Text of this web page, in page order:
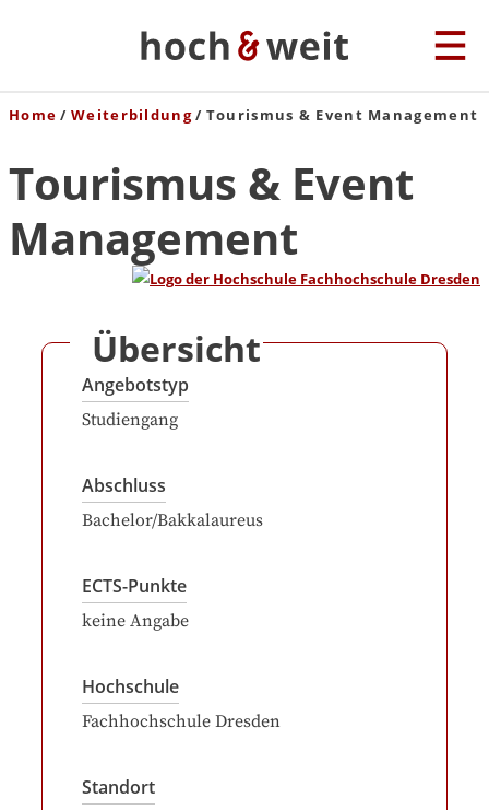
Home Weiterbildung Tourismus & Event Management
Tourismus & Event
Management
Übersicht
Angebotstyp
Studiengang
Abschluss
Bachelor/Bakkalaureus
ECTS-Punkte
keine Angabe
Hochschule
Fachhochschule Dresden
Standort